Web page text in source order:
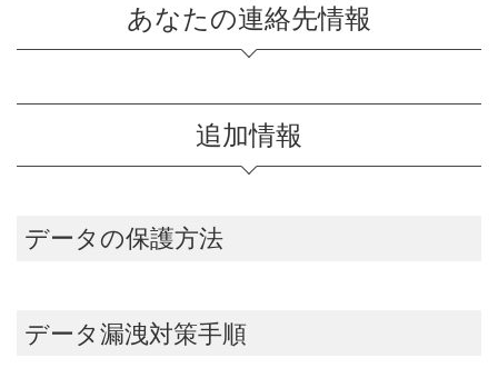
あなたの連絡先情報
追加情報
データの保護方法
データ漏洩対策手順